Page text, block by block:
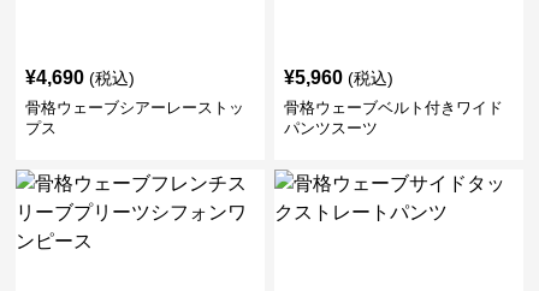
¥4,690 (税込)
骨格ウェーブシアーレーストッ
プス
¥5,960 (税込)
骨格ウェーブベルト付きワイド
パンツスーツ